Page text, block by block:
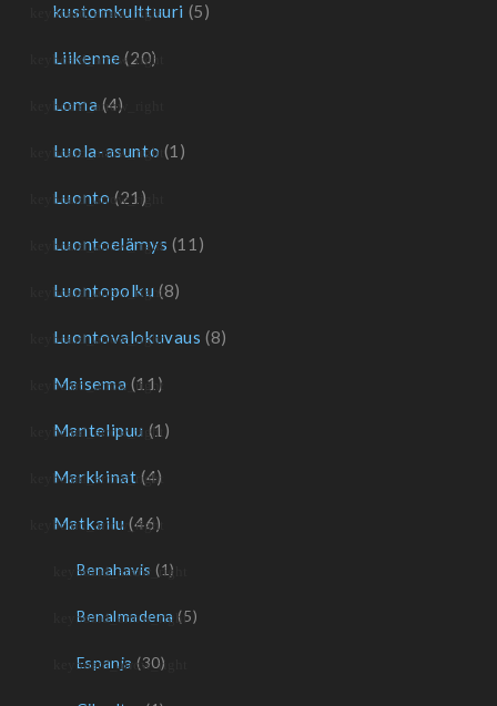
kustomkulttuuri (5)
Liikenne (20)
Loma (4)
Luola-asunto (1)
Luonto (21)
Luontoelämys (11)
Luontopolku (8)
Luontovalokuvaus (8)
Maisema (11)
Mantelipuu (1)
Markkinat (4)
Matkailu (46)
Benahavis (1)
Benalmadena (5)
Espanja (30)